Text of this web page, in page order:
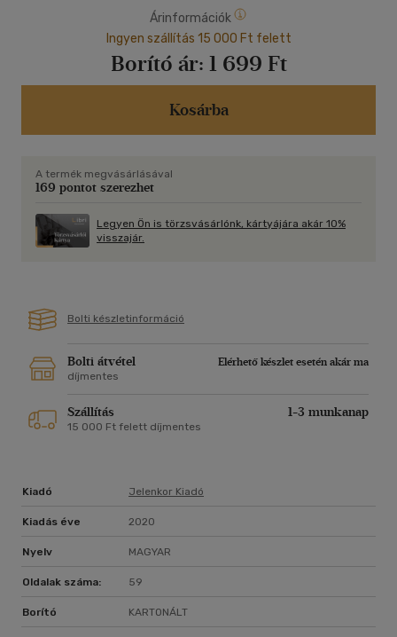
folyton aktív, tehetetlen kéz. Feszült viszonyba lép
egymással az, amit a versek alanya célba vesz és amit kerül:
"megrémiszt az egyszerűség".
"Lemenekülne a hó az égből,
Árinformációk
Ingyen szállítás 15 000 Ft felett
Borító ár: 1 699 Ft
Kosárba
A termék megvásárlásával
169 pontot szerezhet
Legyen Ön is törzsvásárlónk, kártyájára akár 10%
visszajár.
Bolti készletinformáció
Bolti átvétel
Elérhető készlet esetén akár ma
díjmentes
Szállítás 1-3 munkanap
15 000 Ft felett díjmentes
Kiadó Jelenkor Kiadó
Kiadás éve 2020
Nyelv MAGYAR
Oldalak száma: 59
Borító KARTONÁLT